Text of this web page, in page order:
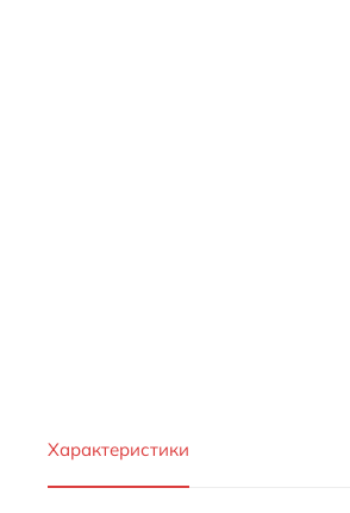
Характеристики